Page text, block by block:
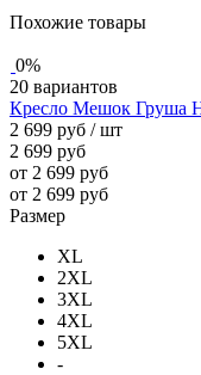
Похожие товары
0%
20 вариантов
Кресло Мешок Груша
2 699 руб / шт
2 699 руб
от 2 699 руб
от 2 699 руб
Размер
XL
2XL
3XL
4XL
5XL
-